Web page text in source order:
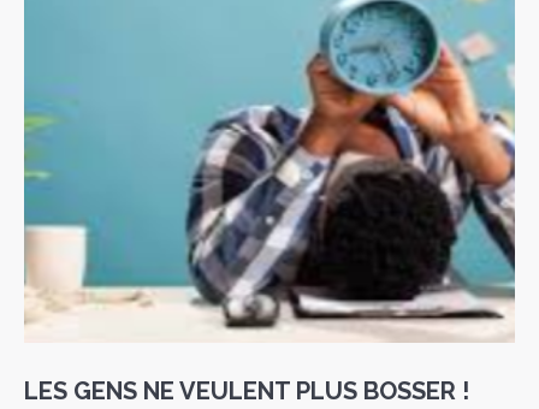
LES GENS NE VEULENT PLUS BOSSER !